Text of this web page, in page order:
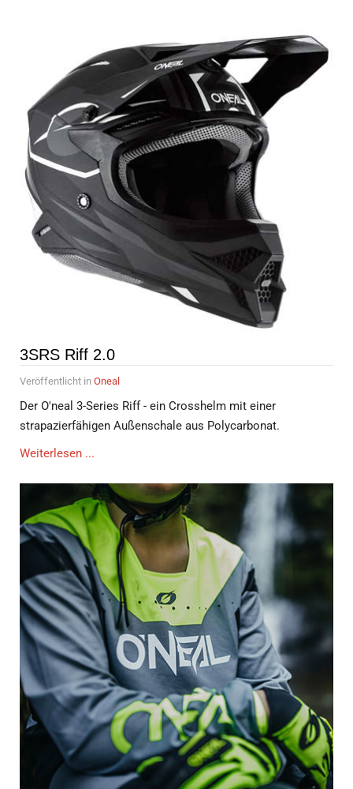
3SRS Riff 2.0
Veröffentlicht in Oneal
Der O'neal 3-Series Riff - ein Crosshelm mit einer
strapazierfähigen Außenschale aus Polycarbonat.
Weiterlesen ...